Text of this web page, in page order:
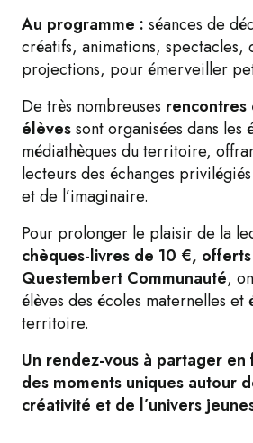
Au programme : séances de
créatifs, animations, spectacles,
projections, pour émerveiller
De très nombreuses
élèvessont organisées dans les
médiathèques du territoire,
lecteurs des échanges
et de l’imaginaire.
Pour prolonger le plaisir de la
chèques-livres de 10 €,
Questembert Communauté,
élèves des écoles maternelles et
territoire.
Un rendez-vous à partager
des moments uniques autour
créativité et de l’univers